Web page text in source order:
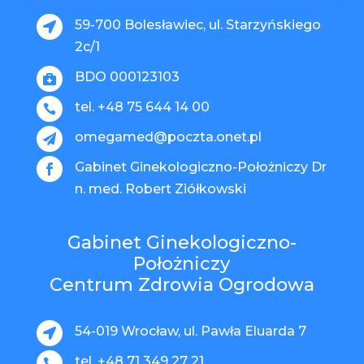

59-700 Bolesławiec, ul. Starzyńskiego
2c/1
 BDO 000123103
 tel. +48 75 644 14 00
 omegamed@poczta.onet.pl

Gabinet Ginekologiczno-Położniczy Dr
n. med. Robert Ziółkowski
Gabinet Ginekologiczno-
Położniczy
Centrum Zdrowia Ogrodowa
 54-019 Wrocław, ul. Pawła Eluarda 7